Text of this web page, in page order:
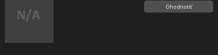
Ohodnotiť